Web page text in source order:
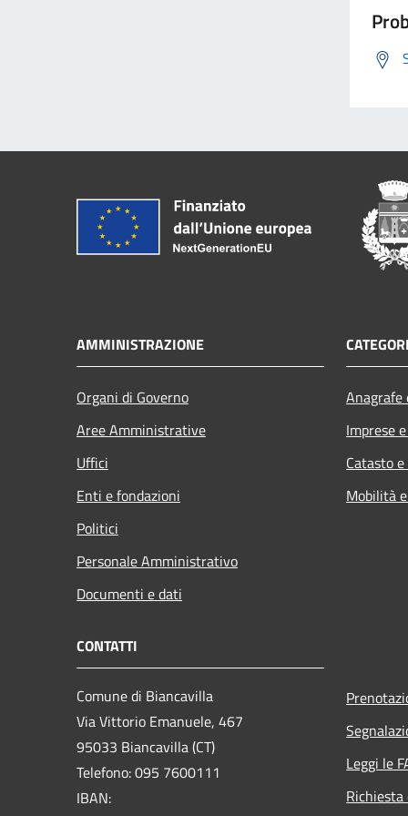
AMMINISTRAZIONE
Organi di Governo
Aree Amministrative
Uffici
Enti e fondazioni
Politici
Personale Amministrativo
Documenti e dati
Imprese
Catasto
Mobilità
CONTATTI
Comune di Biancavilla
Via Vittorio Emanuele, 467
95033 Biancavilla (CT)
Telefono: 095 7600111
IBAN:
Leggi le